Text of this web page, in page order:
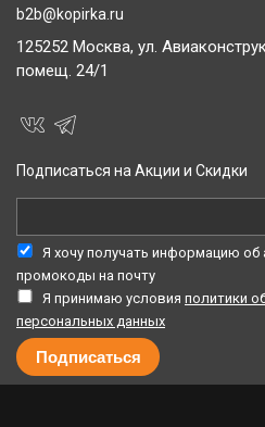
b2b@kopirka.ru
125252 Москва, ул.
помещ. 24/1
Подписаться на Акции и Скидки
Я хочу получать информацию об
промокоды на почту
Я принимаю условия политики
персональных данных